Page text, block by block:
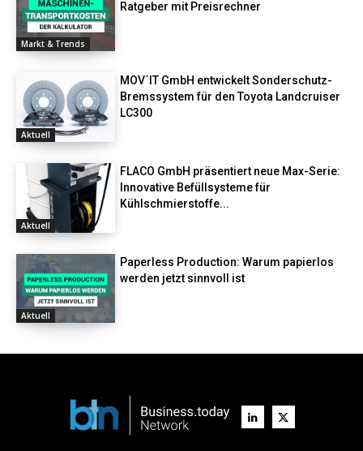
Markt & Trends
Ratgeber mit Preisrechner
Aktuell
MOV´IT GmbH entwickelt Sonderschutz-
Bremssystem für den Toyota Landcruiser
LC300
Aktuell
FLACO GmbH präsentiert neue Max-Serie:
Innovative Befüllsysteme für
Kühlschmierstoffe...
Aktuell
Paperless Production: Warum papierlos
werden jetzt sinnvoll ist